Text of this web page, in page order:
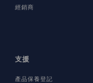
經銷商
支援
產品保養登記